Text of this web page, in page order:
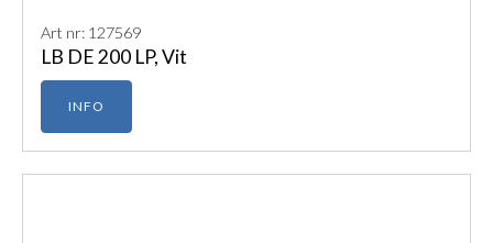
Art nr: 127569
LB DE 200 LP, Vit
INFO